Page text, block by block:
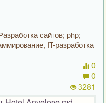
сайтов; php;
IT-разработка
0
0
3281